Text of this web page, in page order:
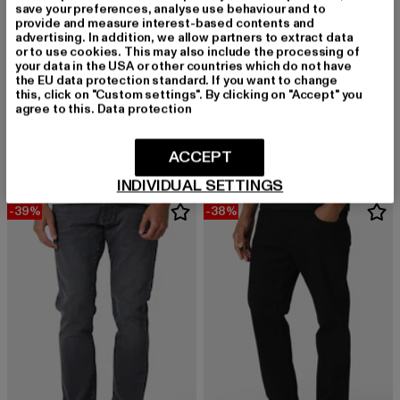
883POLICE
Basic
Derzeitiger Preis: 44,79 EURAktionspreis: 69,99 EUR
883POLICE
42,69 EUR
Derzeitiger Preis: 42,69 EUR
-39% -38%
save your preferences, analyse use behaviour and to
provide and measure interest-based contents and
advertising. In addition, we allow partners to extract data
or to use cookies. This may also include the processing of
your data in the USA or other countries which do not have
the EU data protection standard. If you want to change
this, click on "Custom settings". By clicking on "Accept" you
agree to this. Data protection
INDIVIDUAL SETTINGS
ACCEPT